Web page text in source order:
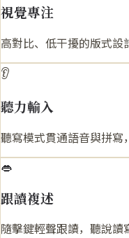
視覺專注
高對比、低干擾的版式設
👂
聽力輸入
聽寫模式貫通語音與拼寫
👄
跟讀複述
隨擊鍵輕聲跟讀，聽說讀